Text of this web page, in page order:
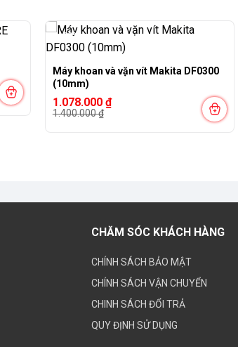
-23%
Máy khoan và vặn vít Makita DF0300
(10mm)
1.400.000₫
Giá
gốc
1.078.000 ₫
Giá
hiện
CHĂM SÓC KHÁCH HÀNG
CHÍNH SÁCH BẢO MẬT
CHÍNH SÁCH VẬN CHUYỂN
CHINH SÁCH ĐỔI TRẢ
QUY ĐỊNH SỬ DỤNG